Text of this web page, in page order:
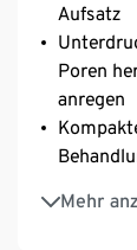
Aufsatz
Poren
anregen
Mehr
Auch für